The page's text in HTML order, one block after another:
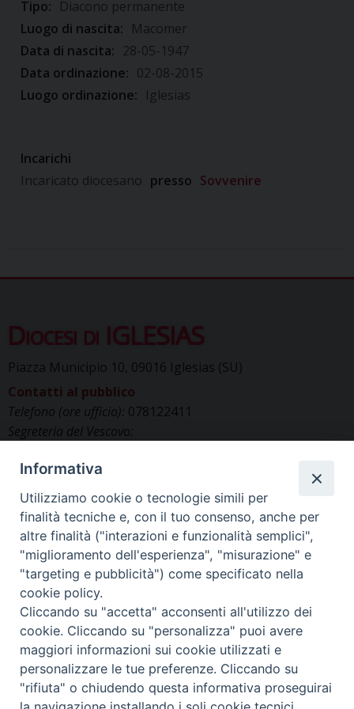
Tipo: Diacono permanente
Luogo di nascita: Macomer
Data di nascita: 28-05-1947
Data ordinazione: 02-08-2015
Luogo ordinazione: Iglesias
Incarichi
Incaricato diocesano presso Sovvenire
Diocesi di IGLESIAS
Piazza Municipio 10, 09016 Iglesias (SU)
Contatti al pubblico
Telefono (ore ufficio): 078122411
Segreteria del Vescovo:
Uffici di Curia:curia_iglesias@libero.it
Cancelleria (richiesta documenti):
canc.curia.iglesias@tiscali.it
Comunicazione & media (ufficio stampa):
ucs.iglesias@gmail.com
Informativa
Utilizziamo cookie o tecnologie simili per
finalità tecniche e, con il tuo consenso, anche per
altre finalità ("interazioni e funzionalità semplici",
"miglioramento dell'esperienza", "misurazione" e
"targeting e pubblicità") come specificato nella
cookie policy.
Cliccando su "accetta" acconsenti all'utilizzo dei
cookie. Cliccando su "personalizza" puoi avere
maggiori informazioni sui cookie utilizzati e
personalizzare le tue preferenze. Cliccando su
"rifiuta" o chiudendo questa informativa proseguirai